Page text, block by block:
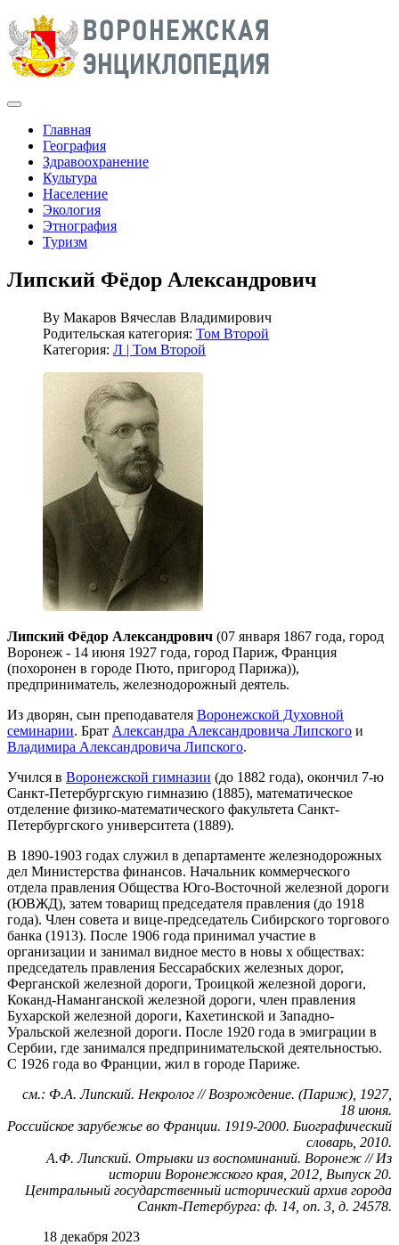
Главная
География
Здравоохранение
Культура
Население
Экология
Этнография
Туризм
Липский Фёдор Александрович
By Макаров Вячеслав Владимирович
Родительская категория: Том Второй
Категория: Л | Том Второй
Липский Фёдор Александрович (07 января 1867 года, город
Воронеж - 14 июня 1927 года, город Париж, Франция
(похоронен в городе Пюто, пригород Парижа)),
предприниматель, железнодорожный деятель.
Из дворян, сын преподавателя Воронежской Духовной
семинарии. Брат Александра Александровича Липского и
Владимира Александровича Липского.
Учился в Воронежской гимназии (до 1882 года), окончил 7-ю
Санкт-Петербургскую гимназию (1885), математическое
отделение физико-математического факультета Санкт-
Петербургского университета (1889).
В 1890-1903 годах служил в департаменте железнодорожных
дел Министерства финансов. Начальник коммерческого
отдела правления Общества Юго-Восточной железной дороги
(ЮВЖД), затем товарищ председателя правления (до 1918
года). Член совета и вице-председатель Сибирского торгового
банка (1913). После 1906 года принимал участие в
организации и занимал видное место в новы х обществах:
председатель правления Бессарабских железных дорог,
Ферганской железной дороги, Троицкой железной дороги,
Коканд-Наманганской железной дороги, член правления
Бухарской железной дороги, Кахетинской и Западно-
Уральской железной дороги. После 1920 года в эмиграции в
Сербии, где занимался предпринимательской деятельностью.
С 1926 года во Франции, жил в городе Париже.
см.: Ф.А. Липский. Некролог // Возрождение. (Париж), 1927,
18 июня.
Российское зарубежье во Франции. 1919-2000. Биографический
словарь, 2010.
А.Ф. Липский. Отрывки из воспоминаний. Воронеж // Из
истории Воронежского края, 2012, Выпуск 20.
Центральный государственный исторический архив города
Санкт-Петербурга: ф. 14, оп. 3, д. 24578.
18 декабря 2023